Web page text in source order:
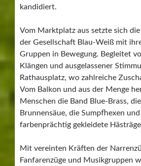
kandidiert.
Vom Marktplatz aus setzte sich
der Gesellschaft Blau-Weiß mit
Gruppen in Bewegung. Begleitet
Klängen und ausgelassener
Rathausplatz, wo zahlreiche
Vom Balkon und aus der Menge
Menschen die Band Blue-Brass,
Brunnensäue, die Sumpfhexen
farbenprächtig gekleidete
Mit vereinten Kräften der
Fanfarenzüge und Musikgruppen